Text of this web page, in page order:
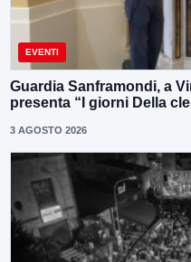
EVENTI
Guardia Sanframondi, a
presenta “I giorni Della
3 AGOSTO 2026